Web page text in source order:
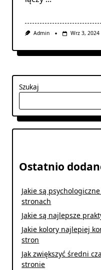
Admin Wrz 3, 2024
Szukaj
Ostatnio
Jakie są
stronach
Jakie są najlepsze
Jakie kolory najlepiej
stron
Jak zwiększyć średni
stronie